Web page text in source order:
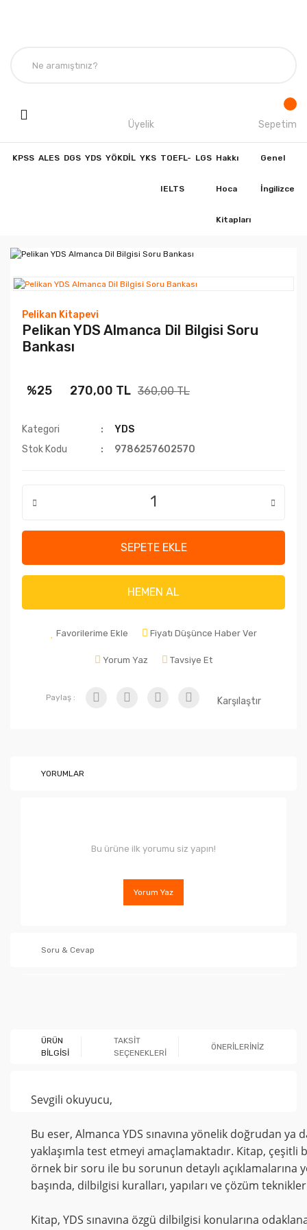
Üyelik Sepetim
KPSS ALES DGS YDS YÖKDİL YKS TOEFL-
IELTS
LGS Hakkı
Hoca
Kitapları
Genel
İngilizce
Pelikan Kitapevi
Pelikan YDS Almanca Dil Bilgisi Soru
Bankası
%25 270,00 TL 360,00 TL
Kategori
YDS
Stok Kodu
9786257602570
SEPETE EKLE
HEMEN AL
Favorilerime Ekle Fiyatı Düşünce Haber Ver
Yorum Yaz Tavsiye Et
Paylaş : Karşılaştır
YORUMLAR
Bu ürüne ilk yorumu siz yapın!
Yorum Yaz
Soru & Cevap
ÜRÜN
BİLGİSİ
TAKSİT
SEÇENEKLERİ
ÖNERİLERİNİZ
Sevgili okuyucu,
Bu eser, Almanca YDS sınavına yönelik doğrudan ya
yaklaşımla test etmeyi amaçlamaktadır. Kitap,
örnek bir soru ile bu sorunun detaylı
başında, dilbilgisi kuralları, yapıları ve çözüm
Kitap, YDS sınavına özgü dilbilgisi konularına